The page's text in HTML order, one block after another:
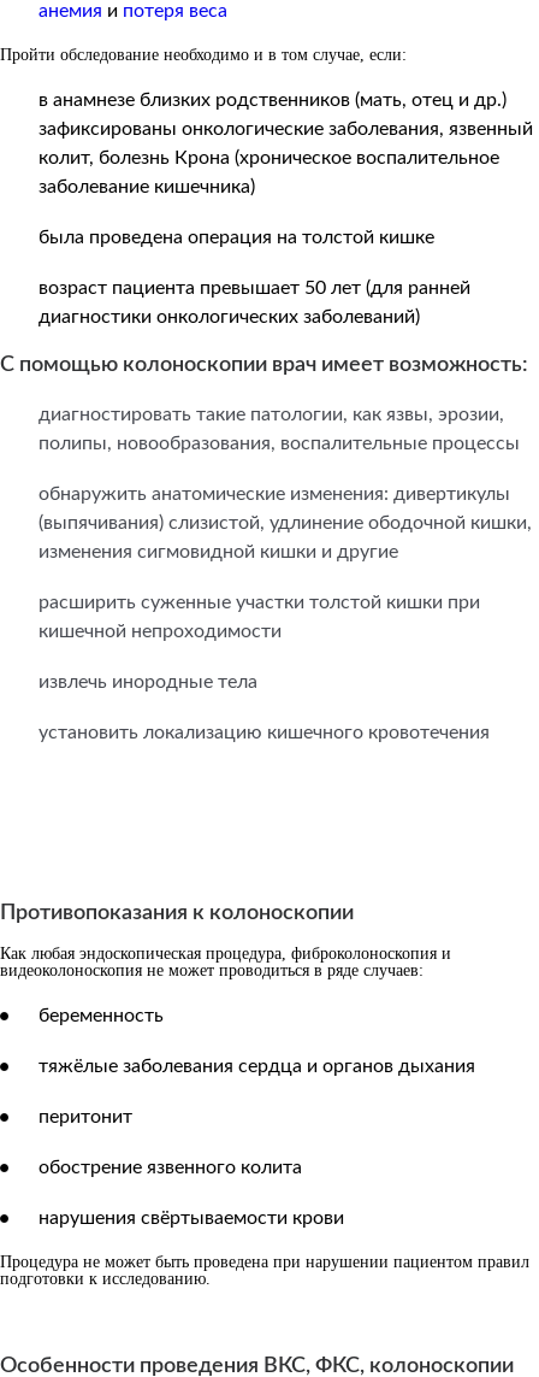
анемия и потеря веса
Пройти обследование необходимо и в том случае, если:
в анамнезе близких родственников (мать, отец и др.)
зафиксированы онкологические заболевания, язвенный
колит, болезнь Крона (хроническое воспалительное
заболевание кишечника)
была проведена операция на толстой кишке
возраст пациента превышает 50 лет (для ранней
диагностики онкологических заболеваний)
С помощью колоноскопии врач имеет возможность:
диагностировать такие патологии, как язвы, эрозии,
полипы, новообразования, воспалительные процессы
обнаружить анатомические изменения: дивертикулы
(выпячивания) слизистой, удлинение ободочной кишки,
изменения сигмовидной кишки и другие
расширить суженные участки толстой кишки при
кишечной непроходимости
извлечь инородные тела
установить локализацию кишечного кровотечения
Противопоказания к колоноскопии
Как любая эндоскопическая процедура, фиброколоноскопия и
видеоколоноскопия не может проводиться в ряде случаев:
беременность
тяжёлые заболевания сердца и органов дыхания
перитонит
обострение язвенного колита
нарушения свёртываемости крови
Процедура не может быть проведена при нарушении пациентом правил
подготовки к исследованию.
Особенности проведения ВКС, ФКС, колоноскопии